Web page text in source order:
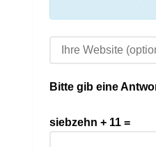
Bitte gib eine
siebzehn + 11 =